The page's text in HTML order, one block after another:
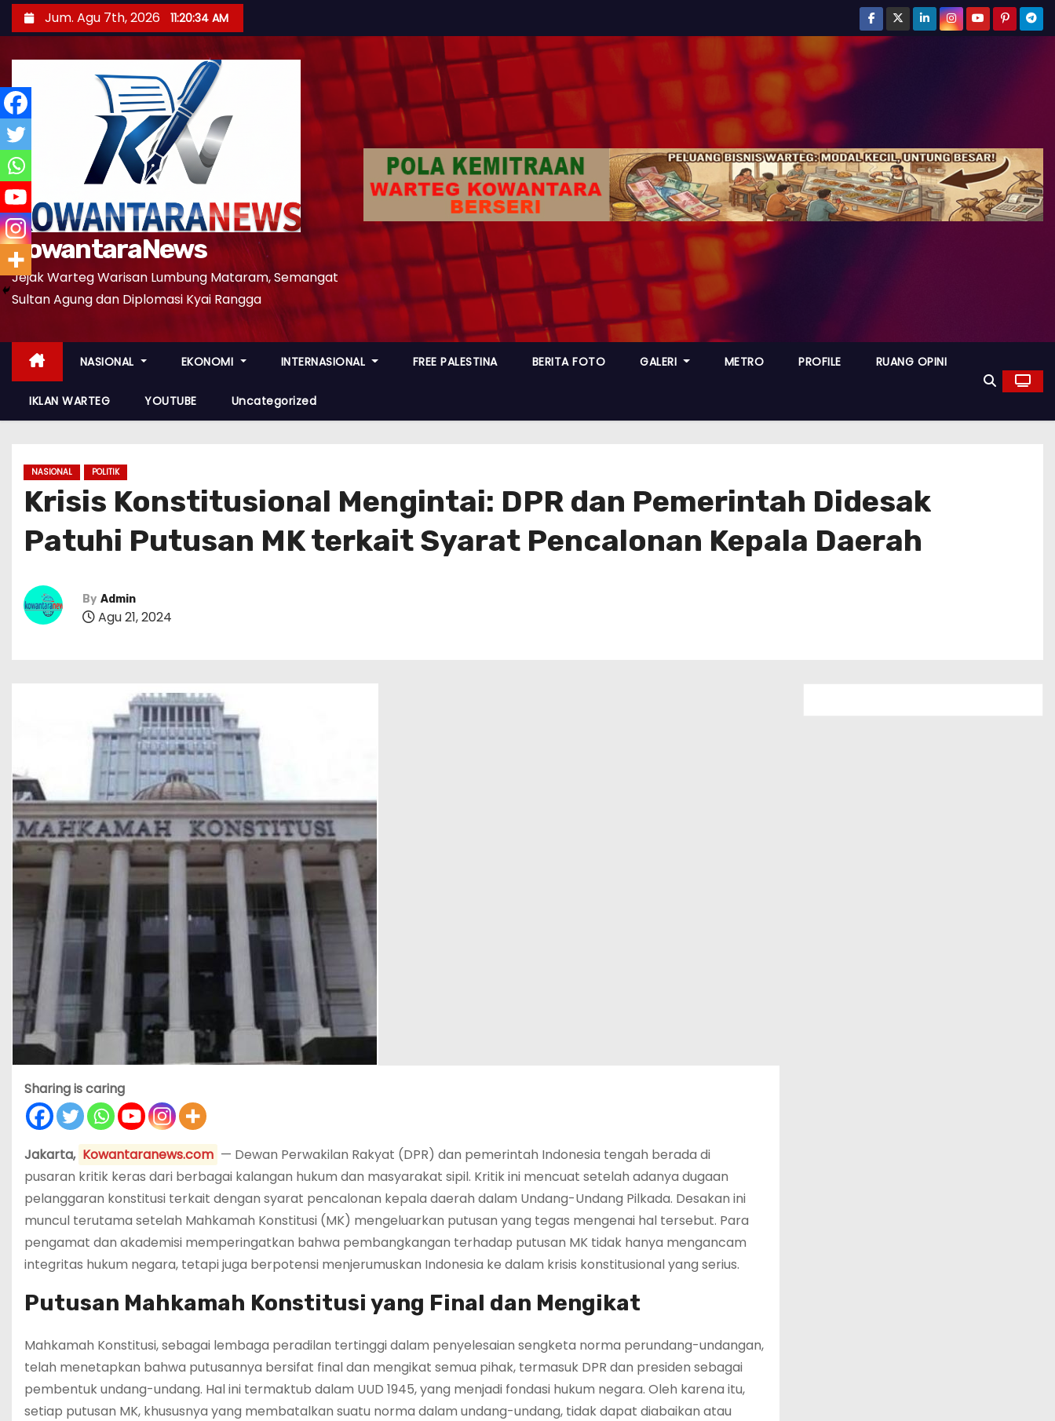
k
t
o
n
e
t
Jum. Agu 7th, 2026 11:20:36 AM
KowantaraNews
Jejak Warteg Warisan Lumbung Mataram, Semangat
Sultan Agung dan Diplomasi Kyai Rangga
NASIONAL EKONOMI INTERNASIONAL FREE PALESTINA BERITA FOTO GALERI METRO PROFILE RUANG OPINI
IKLAN WARTEG YOUTUBE Uncategorized
NASIONAL POLITIK
Krisis Konstitusional Mengintai: DPR dan Pemerintah Didesak
Patuhi Putusan MK terkait Syarat Pencalonan Kepala Daerah
By Admin
Agu 21, 2024
Sharing is caring
Jakarta, Kowantaranews.com — Dewan Perwakilan Rakyat (DPR) dan pemerintah Indonesia tengah berada di
pusaran kritik keras dari berbagai kalangan hukum dan masyarakat sipil. Kritik ini mencuat setelah adanya dugaan
pelanggaran konstitusi terkait dengan syarat pencalonan kepala daerah dalam Undang-Undang Pilkada. Desakan ini
muncul terutama setelah Mahkamah Konstitusi (MK) mengeluarkan putusan yang tegas mengenai hal tersebut. Para
pengamat dan akademisi memperingatkan bahwa pembangkangan terhadap putusan MK tidak hanya mengancam
integritas hukum negara, tetapi juga berpotensi menjerumuskan Indonesia ke dalam krisis konstitusional yang serius.
Putusan Mahkamah Konstitusi yang Final dan Mengikat
Mahkamah Konstitusi, sebagai lembaga peradilan tertinggi dalam penyelesaian sengketa norma perundang-undangan,
telah menetapkan bahwa putusannya bersifat final dan mengikat semua pihak, termasuk DPR dan presiden sebagai
pembentuk undang-undang. Hal ini termaktub dalam UUD 1945, yang menjadi fondasi hukum negara. Oleh karena itu,
setiap putusan MK, khususnya yang membatalkan suatu norma dalam undang-undang, tidak dapat diabaikan atau